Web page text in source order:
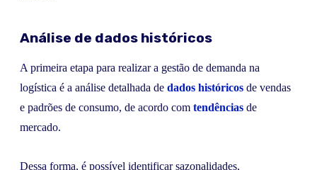
Análise de dados históricos
A primeira etapa para realizar a gestão de demanda na
logística é a análise detalhada de dados históricos de vendas
e padrões de consumo, de acordo com tendências de
mercado.
Dessa forma, é possível identificar sazonalidades,